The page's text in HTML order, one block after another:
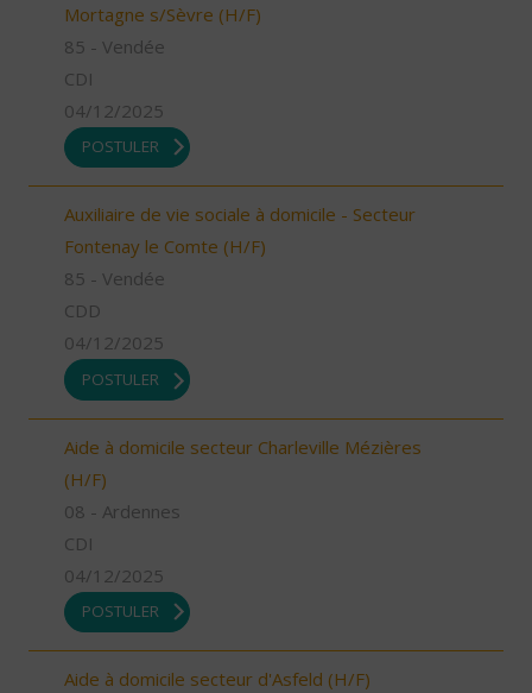
Mortagne s/Sèvre (H/F)
85 - Vendée
CDI
04/12/2025
POSTULER
Auxiliaire de vie sociale à domicile - Secteur
Fontenay le Comte (H/F)
85 - Vendée
CDD
04/12/2025
POSTULER
Aide à domicile secteur Charleville Mézières
(H/F)
08 - Ardennes
CDI
04/12/2025
POSTULER
Aide à domicile secteur d'Asfeld (H/F)